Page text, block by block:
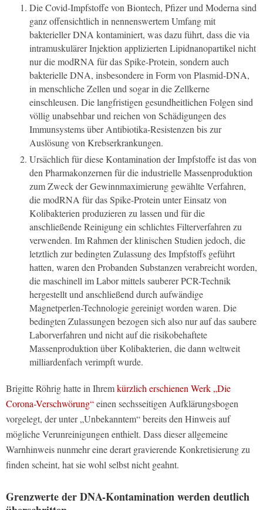
Die Covid-Impfstoffe von Biontech, Pfizer und Moderna sind
ganz offensichtlich in nennenswertem Umfang mit
bakterieller DNA kontaminiert, was dazu führt, dass die via
intramuskulärer Injektion applizierten Lipidnanopartikel nicht
nur die modRNA für das Spike-Protein, sondern auch
bakterielle DNA, insbesondere in Form von Plasmid-DNA,
in menschliche Zellen und sogar in die Zellkerne
einschleusen. Die langfristigen gesundheitlichen Folgen sind
völlig unabsehbar und reichen von Schädigungen des
Immunsystems über Antibiotika-Resistenzen bis zur
Auslösung von Krebserkrankungen.
Ursächlich für diese Kontamination der Impfstoffe ist das von
den Pharmakonzernen für die industrielle Massenproduktion
zum Zweck der Gewinnmaximierung gewählte Verfahren,
die modRNA für das Spike-Protein unter Einsatz von
Kolibakterien produzieren zu lassen und für die
anschließende Reinigung ein schlichtes Filterverfahren zu
verwenden. Im Rahmen der klinischen Studien jedoch, die
letztlich zur bedingten Zulassung des Impfstoffs geführt
hatten, waren den Probanden Substanzen verabreicht worden,
die maschinell im Labor mittels sauberer PCR-Technik
hergestellt und anschließend durch aufwändige
Magnetperlen-Technologie gereinigt worden waren. Die
bedingten Zulassungen bezogen sich also nur auf das saubere
Laborverfahren und nicht auf die risikobehaftete
Massenproduktion über Kolibakterien, die dann weltweit
milliardenfach verimpft wurde.
Brigitte Röhrig hatte in Ihremkürzlich erschienen Werk „Die
Corona-Verschwörung“einen sechsseitigen Aufklärungsbogen
vorgelegt, der unter „Unbekanntem“ bereits den Hinweis auf
mögliche Verunreinigungen enthielt. Dass dieser allgemeine
Warnhinweis nunmehr eine derart gravierende Konkretisierung zu
finden scheint, hat sie wohl selbst nicht geahnt.
Grenzwerte der DNA-Kontamination werden deutlich